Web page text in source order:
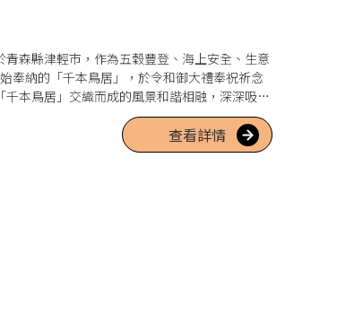
森縣津輕市，作為五穀豐登、海上安全、生意
奉納的「千本鳥居」，於令和御大禮奉祝祈念
本鳥居」交織而成的風景和諧相融，深深吸引
內，與鳥居形成的對比十分美麗。接受祈禱的
查看詳情